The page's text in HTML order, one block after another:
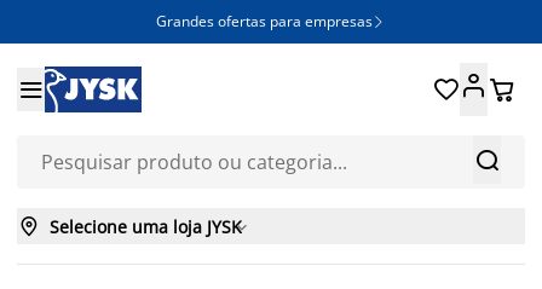
Grandes ofertas para empresas 


 
 Selecione uma loja JYSK